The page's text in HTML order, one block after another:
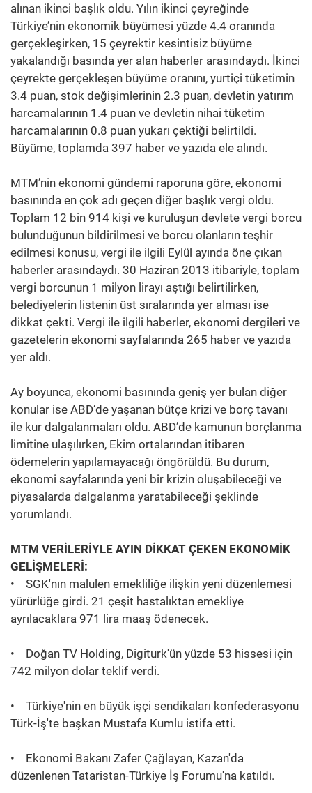
alınan ikinci başlık oldu. Yılın ikinci çeyreğinde
Türkiye’nin ekonomik büyümesi yüzde 4.4 oranında
gerçekleşirken, 15 çeyrektir kesintisiz büyüme
yakalandığı basında yer alan haberler arasındaydı. İkinci
çeyrekte gerçekleşen büyüme oranını, yurtiçi tüketimin
3.4 puan, stok değişimlerinin 2.3 puan, devletin yatırım
harcamalarının 1.4 puan ve devletin nihai tüketim
harcamalarının 0.8 puan yukarı çektiği belirtildi.
Büyüme, toplamda 397 haber ve yazıda ele alındı.
MTM’nin ekonomi gündemi raporuna göre, ekonomi
basınında en çok adı geçen diğer başlık vergi oldu.
Toplam 12 bin 914 kişi ve kuruluşun devlete vergi borcu
bulunduğunun bildirilmesi ve borcu olanların teşhir
edilmesi konusu, vergi ile ilgili Eylül ayında öne çıkan
haberler arasındaydı. 30 Haziran 2013 itibariyle, toplam
vergi borcunun 1 milyon lirayı aştığı belirtilirken,
belediyelerin listenin üst sıralarında yer alması ise
dikkat çekti. Vergi ile ilgili haberler, ekonomi dergileri ve
gazetelerin ekonomi sayfalarında 265 haber ve yazıda
yer aldı.
Ay boyunca, ekonomi basınında geniş yer bulan diğer
konular ise ABD’de yaşanan bütçe krizi ve borç tavanı
ile kur dalgalanmaları oldu. ABD’de kamunun borçlanma
limitine ulaşılırken, Ekim ortalarından itibaren
ödemelerin yapılamayacağı öngörüldü. Bu durum,
ekonomi sayfalarında yeni bir krizin oluşabileceği ve
piyasalarda dalgalanma yaratabileceği şeklinde
yorumlandı.
MTM VERİLERİYLE AYIN DİKKAT ÇEKEN EKONOMİK
GELİŞMELERİ:
• SGK'nın malulen emekliliğe ilişkin yeni düzenlemesi
yürürlüğe girdi. 21 çeşit hastalıktan emekliye
ayrılacaklara 971 lira maaş ödenecek.
• Doğan TV Holding, Digiturk'ün yüzde 53 hissesi için
742 milyon dolar teklif verdi.
• Türkiye'nin en büyük işçi sendikaları konfederasyonu
Türk-İş'te başkan Mustafa Kumlu istifa etti.
• Ekonomi Bakanı Zafer Çağlayan, Kazan'da
düzenlenen Tataristan-Türkiye İş Forumu'na katıldı.